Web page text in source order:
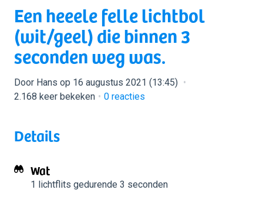
Een heeele felle lichtbol
(wit/geel) die binnen 3
seconden weg was.
Door Hans op 16 augustus 2021 (13:45)
2.168 keer bekeken
0 reacties
Details
Wat
1 lichtflits gedurende 3 seconden